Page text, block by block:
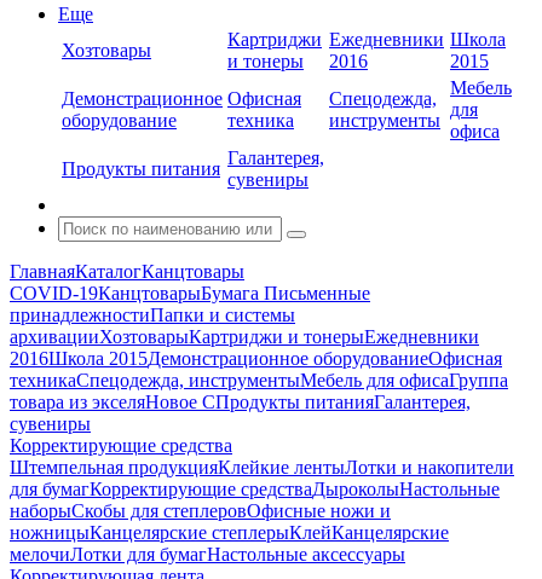
Еще
Хозтовары
Картриджи
и тонеры
Ежедневники
2016
Школа
2015
Демонстрационное
оборудование
Офисная
техника
Спецодежда,
инструменты
Мебель
для
офиса
Продукты питания
Галантерея,
сувениры
ГлавнаяКаталогКанцтовары
COVID-19КанцтоварыБумага Письменные
принадлежностиПапки и системы
архивацииХозтоварыКартриджи и тонерыЕжедневники
2016Школа 2015Демонстрационное оборудованиеОфисная
техникаСпецодежда, инструментыМебель для офисаГруппа
товара из экселяНовое СПродукты питанияГалантерея,
сувениры
Корректирующие средства
Штемпельная продукцияКлейкие лентыЛотки и накопители
для бумагКорректирующие средстваДыроколыНастольные
наборыСкобы для степлеровОфисные ножи и
ножницыКанцелярские степлерыКлейКанцелярские
мелочиЛотки для бумагНастольные аксессуары